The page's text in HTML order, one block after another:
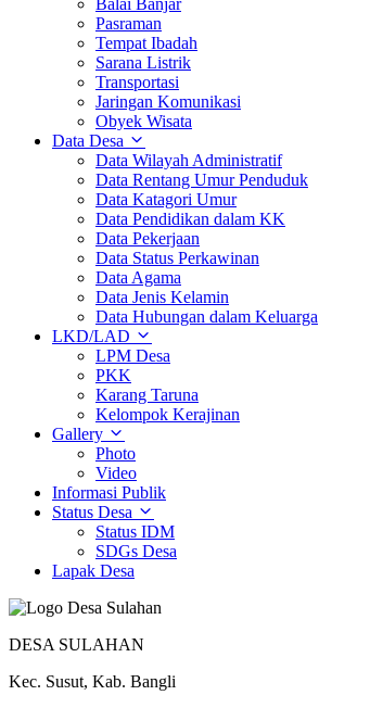
Balai Banjar
Pasraman
Tempat Ibadah
Sarana Listrik
Transportasi
Jaringan Komunikasi
Obyek Wisata
Data Desa
Data Wilayah Administratif
Data Rentang Umur Penduduk
Data Katagori Umur
Data Pendidikan dalam KK
Data Pekerjaan
Data Status Perkawinan
Data Agama
Data Jenis Kelamin
Data Hubungan dalam Keluarga
LKD/LAD
LPM Desa
PKK
Karang Taruna
Kelompok Kerajinan
Gallery
Photo
Video
Informasi Publik
Status Desa
Status IDM
SDGs Desa
Lapak Desa
DESA SULAHAN
Kec. Susut, Kab. Bangli